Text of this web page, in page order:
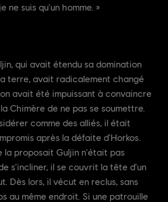
ne suis qu'un homme. »
qui avait étendu sa domination
terre, avait radicalement changé
avait été impuissant à convaincre
Chimère de ne pas se soumettre.
comme des alliés, il était
après la défaite d'Horkos.
la proposait Guljin n'était pas
s'incliner, il se couvrit la tête d'un
Dès lors, il vécut en reclus, sans
au même endroit. Si une patrouille